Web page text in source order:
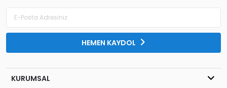
HEMEN KAYDOL
KURUMSAL